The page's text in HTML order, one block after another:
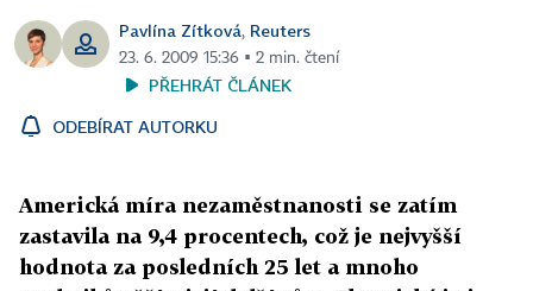
Pavlína Zítková, Reuters
23. 6. 2009 15:36 ▪ 2 min. čtení
PŘEHRÁT ČLÁNEK
ODEBÍRAT AUTORKU
Americká míra nezaměstnanosti se zatím
zastavila na 9,4 procentech, což je nejvyšší
hodnota za posledních 25 let a mnoho